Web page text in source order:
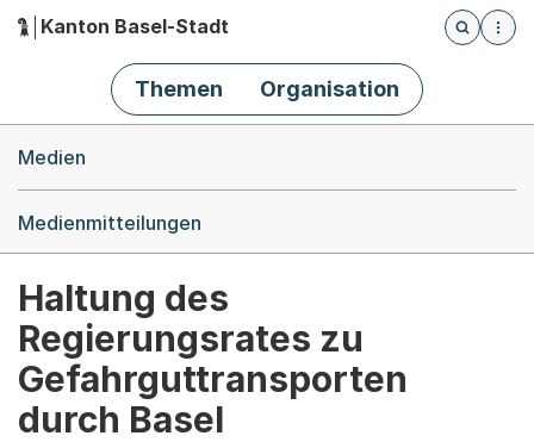
Hauptnavigation
Kanton Basel-Stadt
Öffnet
Themen Organisation
Medien
Medienmitteilungen
Haltung des
Regierungsrates zu
Gefahrguttransporten
durch Basel